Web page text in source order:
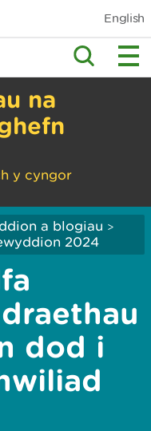
English
na
y cyngor
a blogiau >
2024
dod i